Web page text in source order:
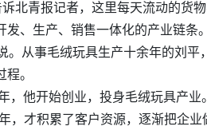
北青报记者，这里每天流动的货
、生产、销售一体化的产业链条。
从事毛绒玩具生产十余年的刘平
。
他开始创业，投身毛绒玩具产业
，才积累了客户资源，逐渐把企